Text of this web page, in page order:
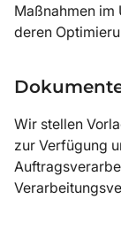
Maßnahmen im
deren
Wir stellen
zur Verfügung